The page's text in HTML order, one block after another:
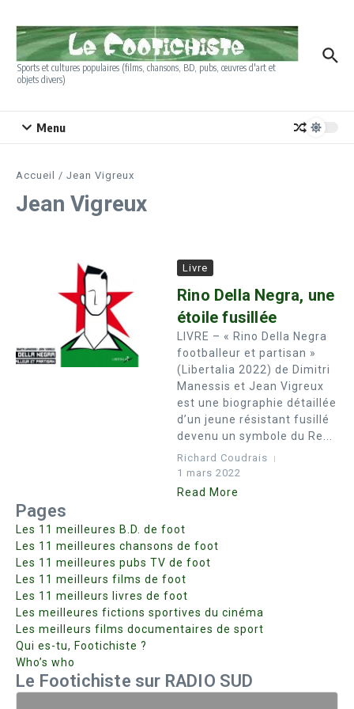
Sports et cultures populaires (films, chansons, BD, pubs, œuvres d'art et
objets divers)
Menu
Accueil / Jean Vigreux
Jean Vigreux
Livre
Rino Della Negra, une
étoile fusillée
LIVRE – « Rino Della Negra
footballeur et partisan »
(Libertalia 2022) de Dimitri
Manessis et Jean Vigreux
est une biographie détaillée
d’un jeune résistant fusillé
devenu un symbole du Re...
Richard Coudrais
1 mars 2022
Read More
Pages
Les 11 meilleures B.D. de foot
Les 11 meilleures chansons de foot
Les 11 meilleures pubs TV de foot
Les 11 meilleurs films de foot
Les 11 meilleurs livres de foot
Les meilleures fictions sportives du cinéma
Les meilleurs films documentaires de sport
Qui es-tu, Footichiste ?
Who’s who
Le Footichiste sur RADIO SUD